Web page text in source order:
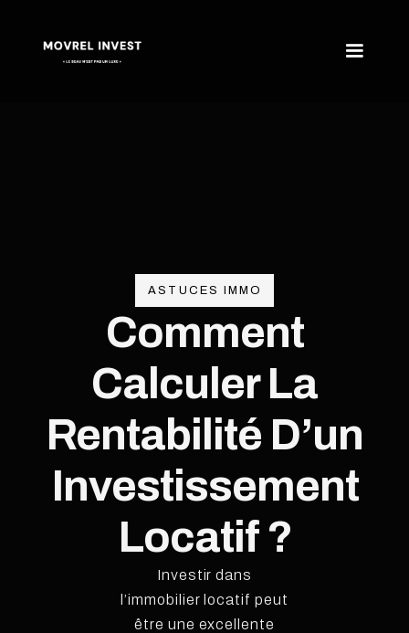
ASTUCES IMMO
Comment
Calculer La
Rentabilité D’un
Investissement
Locatif ?
Investir dans
l’immobilier locatif peut
être une excellente